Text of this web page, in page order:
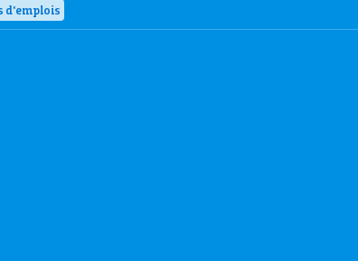
d'emplois